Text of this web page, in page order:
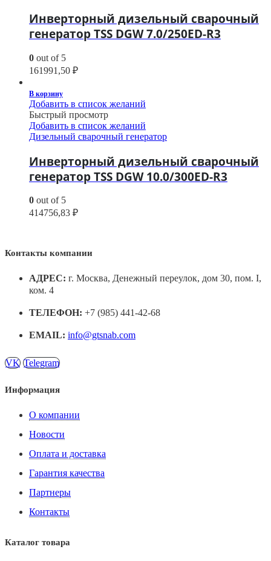
Инверторный дизельный сварочный
генератор TSS DGW 7.0/250ED-R3
0 out of 5
161991,50 ₽
В корзину
Добавить в список желаний
Быстрый просмотр
Добавить в список желаний
Дизельный сварочный генератор
Инверторный дизельный сварочный
генератор TSS DGW 10.0/300ED-R3
0 out of 5
414756,83 ₽
Контакты компании
АДРЕС: г. Москва, Денежный переулок, дом 30, пом. I,
ком. 4
ТЕЛЕФОН: +7 (985) 441-42-68
EMAIL: info@gtsnab.com
VK Telegram
Информация
О компании
Новости
Оплата и доставка
Гарантия качества
Партнеры
Контакты
Каталог товара